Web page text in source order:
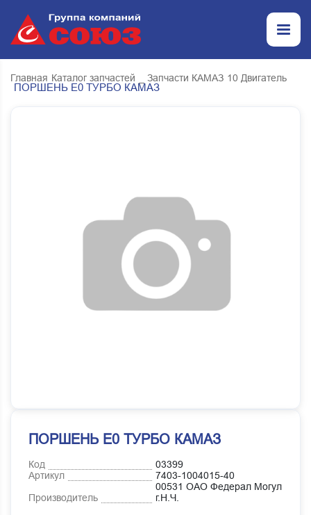
Главная Каталог запчастей _ Запчасти КАМАЗ 10 Двигатель
ПОРШЕНЬ Е0 ТУРБО КАМАЗ
ПОРШЕНЬ Е0 ТУРБО КАМАЗ
Код
03399
Артикул
7403-1004015-40
Производитель
00531 ОАО Федерал Могул
г.Н.Ч.